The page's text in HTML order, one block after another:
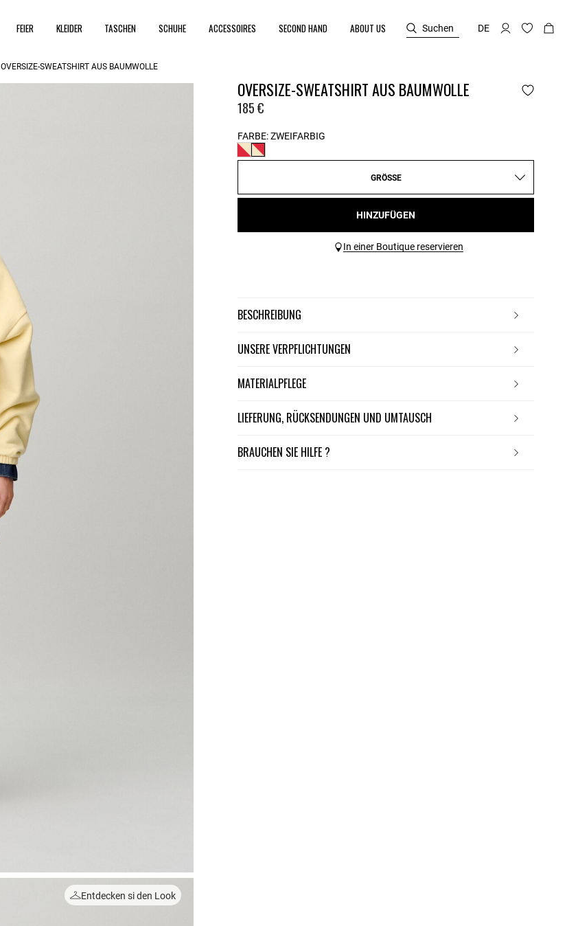
FEIER KLEIDER TASCHEN SCHUHE ACCESSOIRES SECOND HAND ABOUT US Suchen DE
OVERSIZE-SWEATSHIRT AUS BAUMWOLLE
Entdecken si den Look
OVERSIZE-SWEATSHIRT AUS BAUMWOLLE
185 €
FARBE:ZWEIFARBIG
GRÖSSE
HINZUFÜGEN
In einer Boutique reservieren
BESCHREIBUNG
UNSERE VERPFLICHTUNGEN
MATERIALPFLEGE
LIEFERUNG, RÜCKSENDUNGEN UND UMTAUSCH
BRAUCHEN SIE HILFE ?